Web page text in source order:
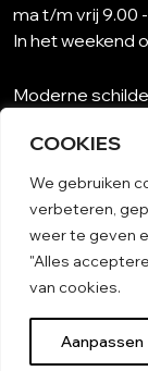
COOKIES
We gebruiken
verbeteren,
weer te geven
"Alles
van cookies.
Aanpassen
ma t/m vrij 9.00 -
In het weekend
Moderne
Kunst op maat
Schilderijen
Unieke
Kunst op papier
Schilderij
Algemene
© 2026 Kunst
All rights